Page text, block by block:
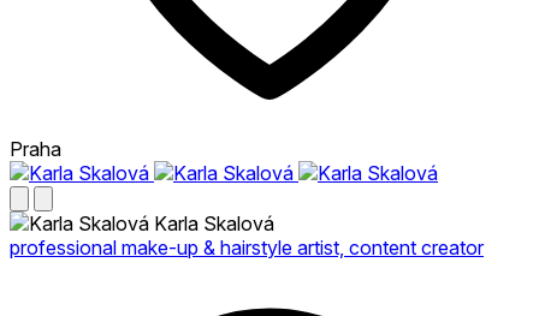
Praha
Karla Skalová
professional make-up & hairstyle artist, content creator